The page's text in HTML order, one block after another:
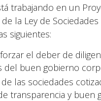
trabajando en un
la Ley de
siguientes:
el deber de
del buen gobierno
las sociedades
transparencia y buen